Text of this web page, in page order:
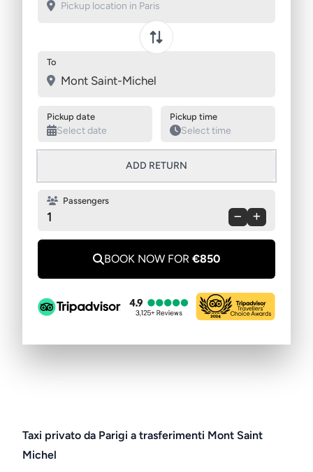
Swap pickup and destination
To
Mont Saint-Michel
Pickup date Pickup time
ADD RETURN
Passengers
1
BOOK NOW FOR €850
Taxi privato da Parigi a trasferimenti Mont Saint
Michel